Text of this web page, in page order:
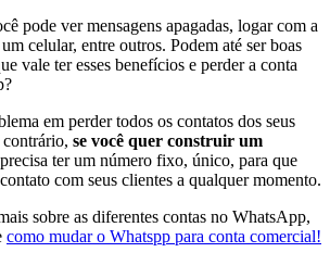
pode ver mensagens apagadas, logar com a
celular, entre outros. Podem até ser boas
vale ter esses benefícios e perder a conta
em perder todos os contatos dos seus
contrário, se você quer construir um
ter um número fixo, único, para que
com seus clientes a qualquer momento.
sobre as diferentes contas no WhatsApp,
como mudar o Whatspp para conta comercial!